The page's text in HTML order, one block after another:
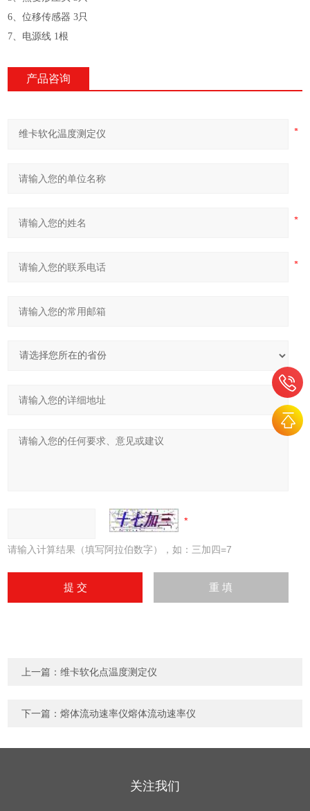
6、位移传感器 3只
7、电源线 1根
产品咨询
请输入计算结果（填写阿拉伯数字），如：三加四=7
上一篇：维卡软化点温度测定仪
下一篇：熔体流动速率仪熔体流动速率仪
关注我们